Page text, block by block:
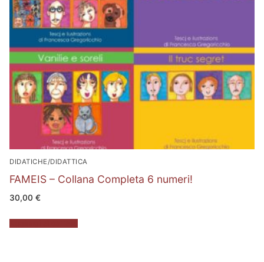
DIDATICHE/DIDATTICA
FAMEIS – Collana Completa 6 numeri!
30,00 €